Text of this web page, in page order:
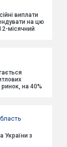
виплати
на цю
місячний
на 40%
України з